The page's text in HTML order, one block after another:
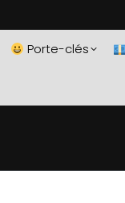
Porte-clés